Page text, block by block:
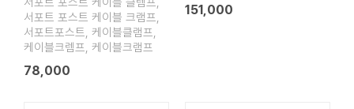
서포트 포스트 케이블 크램프,
서포트포스트, 케이블클램프,
케이블크렘프, 케이블크램프
78,000
151,000